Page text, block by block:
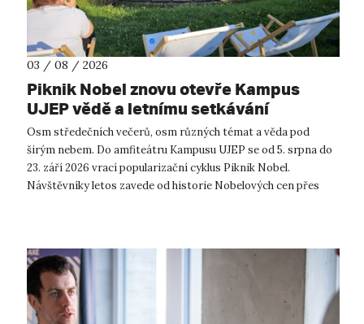
03 / 08 / 2026
Piknik Nobel znovu otevře Kampus
UJEP vědě a letnímu setkávání
Osm středečních večerů, osm různých témat a věda pod
širým nebem. Do amfiteátru Kampusu UJEP se od 5. srpna do
23. září 2026 vrací popularizační cyklus Piknik Nobel.
Návštěvníky letos zavede od historie Nobelových cen přes